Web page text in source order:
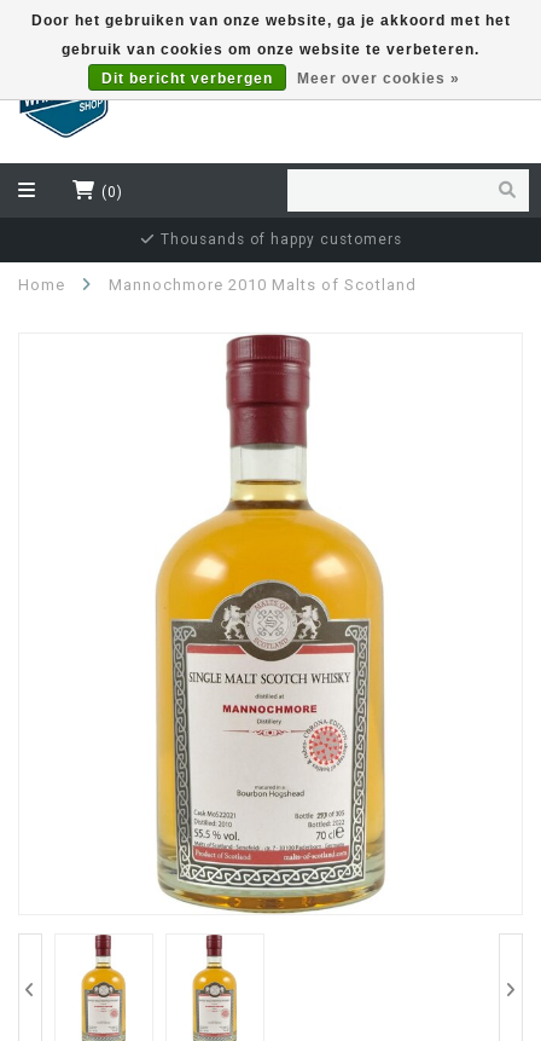
(0)
Thousands of happy customers
Home Mannochmore 2010 Malts of Scotland
Door het gebruiken van onze website, ga je akkoord met het
gebruik van cookies om onze website te verbeteren.
Dit bericht verbergen
Meer over cookies »